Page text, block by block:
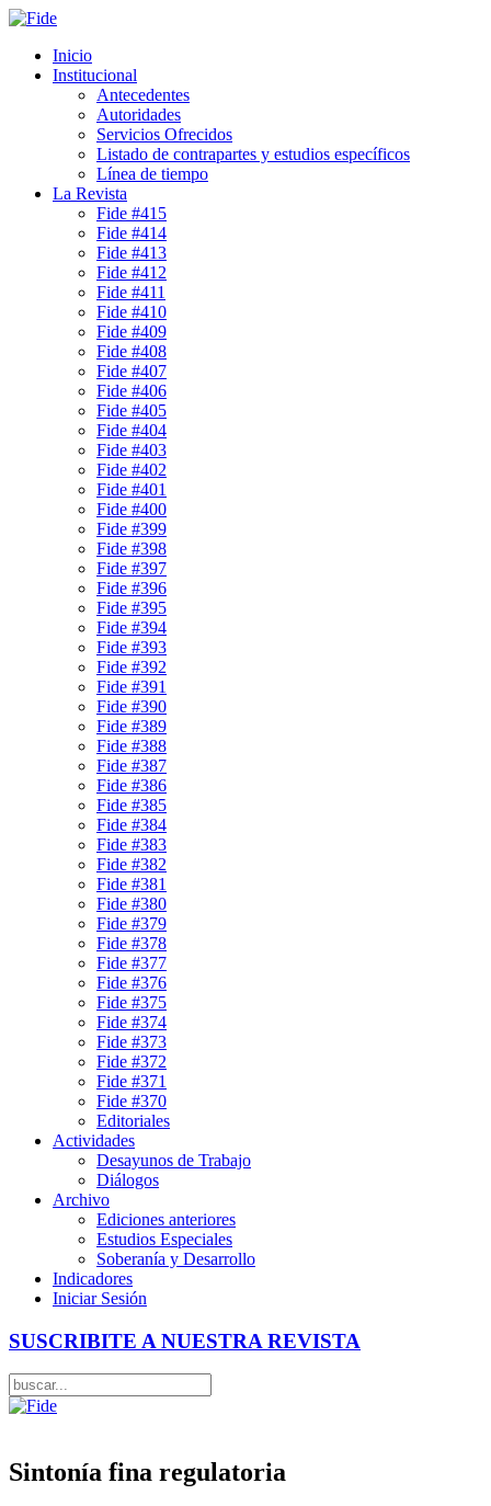
Inicio
Institucional
Antecedentes
Autoridades
Servicios Ofrecidos
Listado de contrapartes y estudios específicos
Línea de tiempo
La Revista
Fide #415
Fide #414
Fide #413
Fide #412
Fide #411
Fide #410
Fide #409
Fide #408
Fide #407
Fide #406
Fide #405
Fide #404
Fide #403
Fide #402
Fide #401
Fide #400
Fide #399
Fide #398
Fide #397
Fide #396
Fide #395
Fide #394
Fide #393
Fide #392
Fide #391
Fide #390
Fide #389
Fide #388
Fide #387
Fide #386
Fide #385
Fide #384
Fide #383
Fide #382
Fide #381
Fide #380
Fide #379
Fide #378
Fide #377
Fide #376
Fide #375
Fide #374
Fide #373
Fide #372
Fide #371
Fide #370
Editoriales
Actividades
Desayunos de Trabajo
Diálogos
Archivo
Ediciones anteriores
Estudios Especiales
Soberanía y Desarrollo
Indicadores
Iniciar Sesión
SUSCRIBITE A NUESTRA REVISTA
Sintonía fina regulatoria